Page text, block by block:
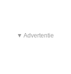
▼ Advertentie